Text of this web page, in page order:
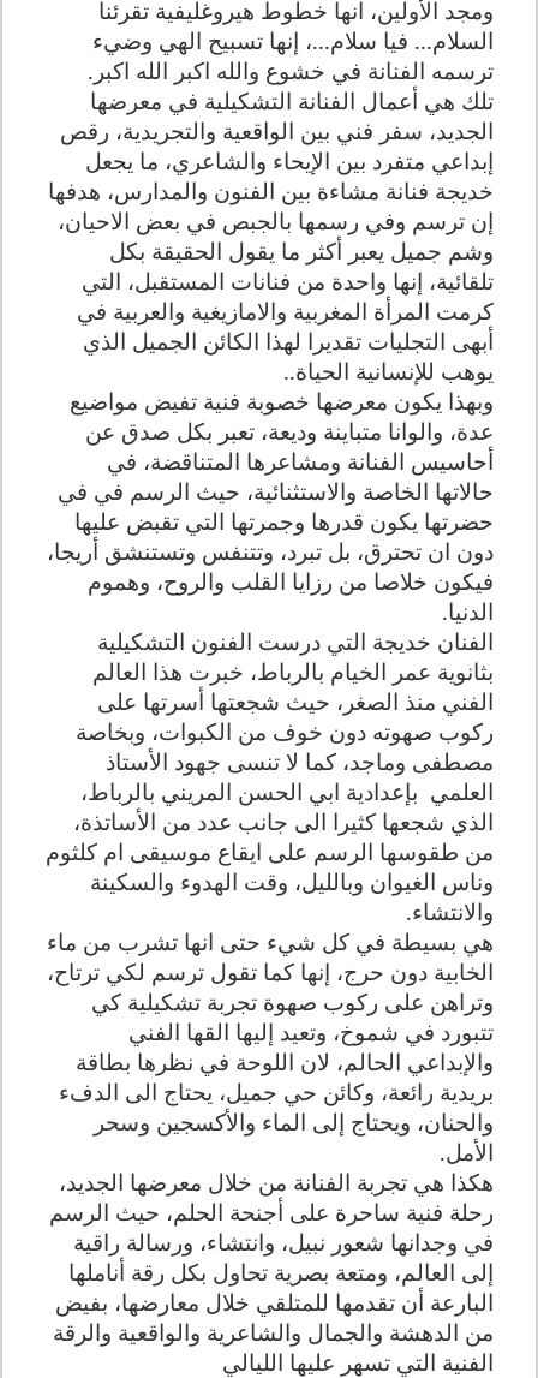
ومجد الأولين، انها خطوط هيروغليفية تقرئنا
السلام... فيا سلام...، إنها تسبيح الهي وضيء
ترسمه الفنانة في خشوع والله اكبر الله اكبر.
تلك هي أعمال الفنانة التشكيلية في معرضها
الجديد، سفر فني بين الواقعية والتجريدية، رقص
إبداعي متفرد بين الإيحاء والشاعري، ما يجعل
خديجة فنانة مشاءة بين الفنون والمدارس، هدفها
إن ترسم وفي رسمها بالجبص في بعض الاحيان،
وشم جميل يعبر أكثر ما يقول الحقيقة بكل
تلقائية، إنها واحدة من فنانات المستقبل، التي
كرمت المرأة المغربية والامازيغية والعربية في
أبهى التجليات تقديرا لهذا الكائن الجميل الذي
يوهب للإنسانية الحياة..
وبهذا يكون معرضها خصوبة فنية تفيض مواضيع
عدة، والوانا متباينة وديعة، تعبر بكل صدق عن
أحاسيس الفنانة ومشاعرها المتناقضة، في
حالاتها الخاصة والاستثنائية، حيث الرسم في في
حضرتها يكون قدرها وجمرتها التي تقبض عليها
دون ان تحترق، بل تبرد، وتتنفس وتستنشق أريجا،
فيكون خلاصا من رزايا القلب والروح، وهموم
الدنيا.
الفنان خديجة التي درست الفنون التشكيلية
بثانوية عمر الخيام بالرباط، خبرت هذا العالم
الفني منذ الصغر، حيث شجعتها أسرتها على
ركوب صهوته دون خوف من الكبوات، وبخاصة
مصطفى وماجد، كما لا تنسى جهود الأستاذ
العلمي بإعدادية ابي الحسن المريني بالرباط،
الذي شجعها كثيرا الى جانب عدد من الأساتذة،
من طقوسها الرسم على ايقاع موسيقى ام كلثوم
وناس الغيوان وبالليل، وقت الهدوء والسكينة
والانتشاء.
هي بسيطة في كل شيء حتى انها تشرب من ماء
الخابية دون حرج، إنها كما تقول ترسم لكي ترتاح،
وتراهن على ركوب صهوة تجربة تشكيلية كي
تتبورد في شموخ، وتعيد إليها القها الفني
والإبداعي الحالم، لان اللوحة في نظرها بطاقة
بريدية رائعة، وكائن حي جميل، يحتاج الى الدفء
والحنان، ويحتاج إلى الماء والأكسجين وسحر
الأمل.
هكذا هي تجربة الفنانة من خلال معرضها الجديد،
رحلة فنية ساحرة على أجنحة الحلم، حيث الرسم
في وجدانها شعور نبيل، وانتشاء، ورسالة راقية
إلى العالم، ومتعة بصرية تحاول بكل رقة أناملها
البارعة أن تقدمها للمتلقي خلال معارضها، بفيض
من الدهشة والجمال والشاعرية والواقعية والرقة
الفنية التي تسهر عليها الليالي